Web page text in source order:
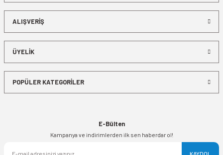
ALIŞVERİŞ
ÜYELİK
POPÜLER KATEGORİLER
E-Bülten
Kampanya ve indirimlerden ilk sen haberdar ol!
KAYDOL